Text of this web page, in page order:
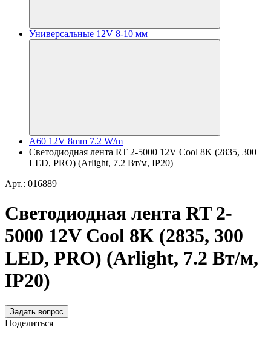
Универсальные 12V 8-10 мм
A60 12V 8mm 7.2 W/m
Светодиодная лента RT 2-5000 12V Cool 8K (2835, 300
LED, PRO) (Arlight, 7.2 Вт/м, IP20)
Арт.: 016889
Светодиодная лента RT 2-
5000 12V Cool 8K (2835, 300
LED, PRO) (Arlight, 7.2 Вт/м,
IP20)
Задать вопрос
Поделиться